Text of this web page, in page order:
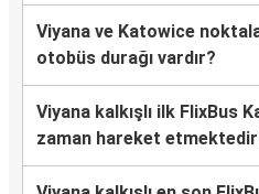
Viyana ve Katowice
otobüs durağı vardır?
Viyana kalkışlı ilk FlixBus
zaman hareket